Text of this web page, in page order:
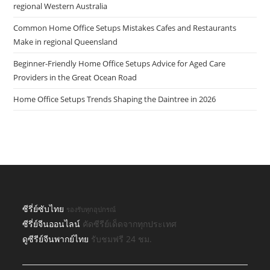
regional Western Australia
Common Home Office Setups Mistakes Cafes and Restaurants
Make in regional Queensland
Beginner-Friendly Home Office Setups Advice for Aged Care
Providers in the Great Ocean Road
Home Office Setups Trends Shaping the Daintree in 2026
ซีรี่ย์ซับไทย รองรับทุกอุปกรณ์
ซีรี่ย์จีนออนไลน์ คัดซีรีย์เด็ดจากทุกประเทศ
ดูซีรีย์จีนพากย์ไทย รับชมฟรี 24 ชม.